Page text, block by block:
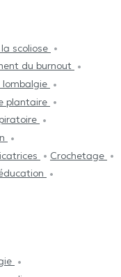
scoliose
du burnout
plantaire
Crochetage